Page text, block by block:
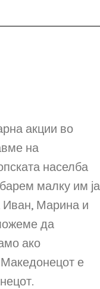
акции во
на
населба
малку им ја
Иван, Марина и
да
ако
е